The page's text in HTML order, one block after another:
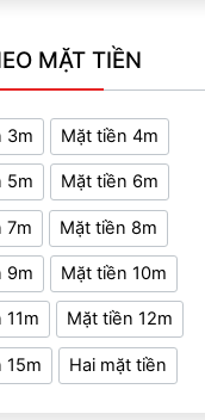
MẶT TIỀN
3m Mặt tiền 4m
5m Mặt tiền 6m
7m Mặt tiền 8m
9m Mặt tiền 10m
11m Mặt tiền 12m
15m Hai mặt tiền